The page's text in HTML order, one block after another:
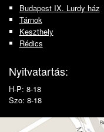
Budapest IX. Lurdy ház
Tárnok
Keszthely
Rédics
Nyitvatartás:
H-P: 8-18
Szo: 8-18